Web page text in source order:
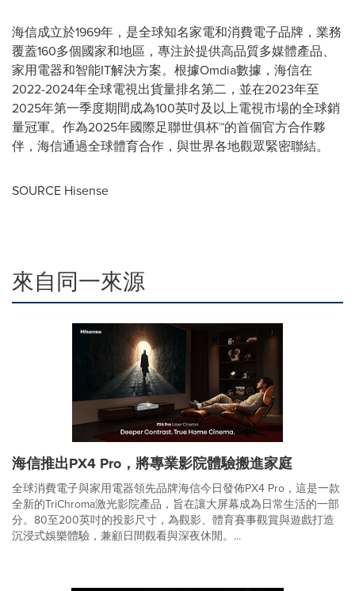
海信成立於1969年，是全球知名家電和消費電子品牌，業務
覆蓋160多個國家和地區，專注於提供高品質多媒體產品、
家用電器和智能IT解決方案。根據Omdia數據，海信在
2022-2024年全球電視出貨量排名第二，並在2023年至
2025年第一季度期間成為100英吋及以上電視市場的全球銷
量冠軍。作為2025年國際足聯世俱杯™的首個官方合作夥
伴，海信通過全球體育合作，與世界各地觀眾緊密聯結。
SOURCE Hisense
來自同一來源
海信推出PX4 Pro，將專業影院體驗搬進家庭
全球消費電子與家用電器領先品牌海信今日發佈PX4 Pro，這是一款
全新的TriChroma激光影院產品，旨在讓大屏幕成為日常生活的一部
分。80至200英吋的投影尺寸，為觀影、體育賽事觀賞與遊戲打造
沉浸式娛樂體驗，兼顧日間觀看與深夜休閒。...